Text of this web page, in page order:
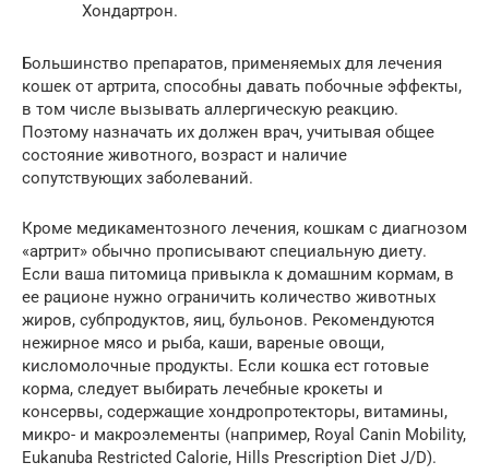
Хондартрон.
Большинство препаратов, применяемых для лечения
кошек от артрита, способны давать побочные эффекты,
в том числе вызывать аллергическую реакцию.
Поэтому назначать их должен врач, учитывая общее
состояние животного, возраст и наличие
сопутствующих заболеваний.
Кроме медикаментозного лечения, кошкам с диагнозом
«артрит» обычно прописывают специальную диету.
Если ваша питомица привыкла к домашним кормам, в
ее рационе нужно ограничить количество животных
жиров, субпродуктов, яиц, бульонов. Рекомендуются
нежирное мясо и рыба, каши, вареные овощи,
кисломолочные продукты. Если кошка ест готовые
корма, следует выбирать лечебные крокеты и
консервы, содержащие хондропротекторы, витамины,
микро- и макроэлементы (например, Royal Canin Mobility,
Eukanuba Restricted Calorie, Hills Prescription Diet J/D).